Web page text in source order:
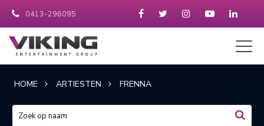
0413-296095
HOME ARTIESTEN FRENNA